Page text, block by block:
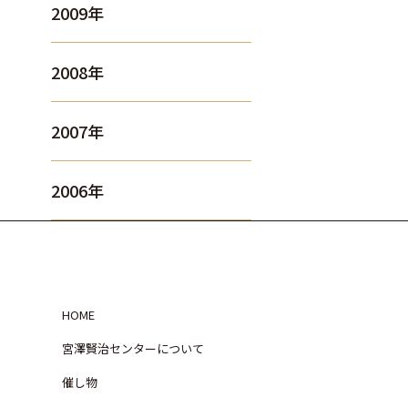
2009年
2008年
2007年
2006年
HOME
宮澤賢治センターについて
催し物